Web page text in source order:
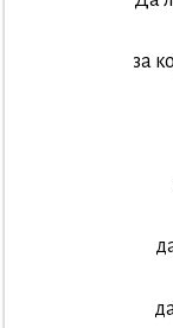
за